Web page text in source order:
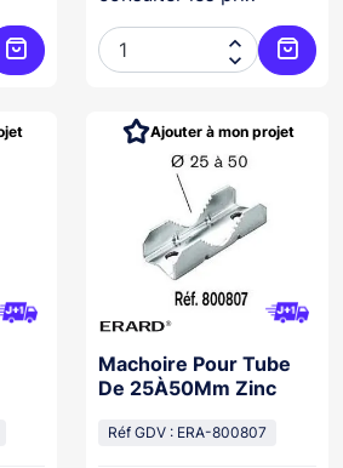
Ajouter au panier


Machoire Pour Tube
De 25À50Mm Zinc
Réf GDV : ERA-800807
Ajouter à mon projet